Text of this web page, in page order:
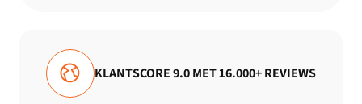
9.0 MET 16.000+ REVIEWS GRATIS